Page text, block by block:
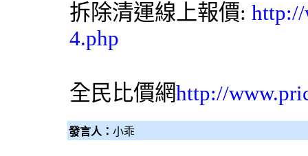
拆除清運線上報價: http://
4.php
全民比價網http://
發言人： 小乖